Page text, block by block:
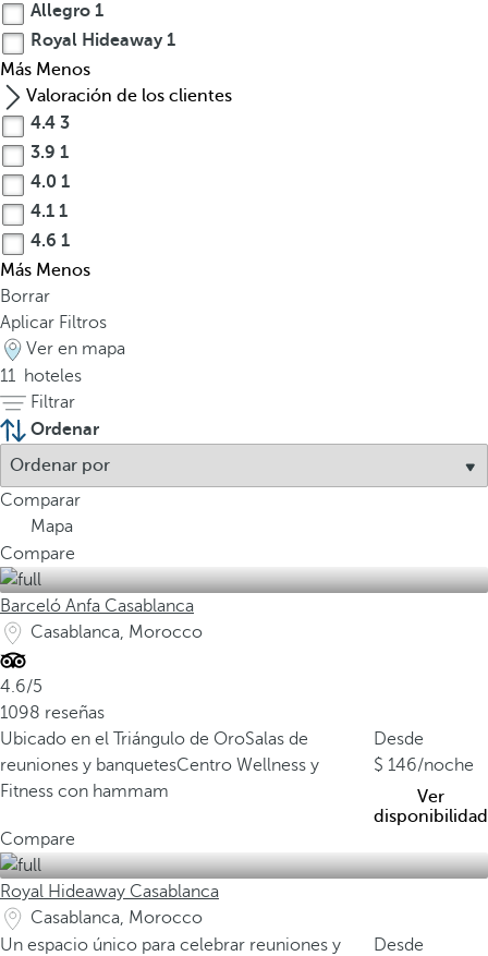
Allegro 1
Royal Hideaway1
Más Menos
Valoración de los clientes
4.4 3
3.9 1
4.0 1
4.1 1
4.6 1
Más Menos
Borrar
Aplicar Filtros
Ver en mapa
11 hoteles
Filtrar
Ordenar
Comparar
Mapa
Compare
Barceló Anfa Casablanca
Casablanca, Morocco
4.6/5
1098 reseñas
Ubicado en el Triángulo de OroSalas de
reuniones y banquetesCentro Wellness y
Fitness con hammam
Desde
146/noche
Ver
disponibilidad
Compare
Royal Hideaway Casablanca
Casablanca, Morocco
Un espacio único para celebrar reuniones y
Desde